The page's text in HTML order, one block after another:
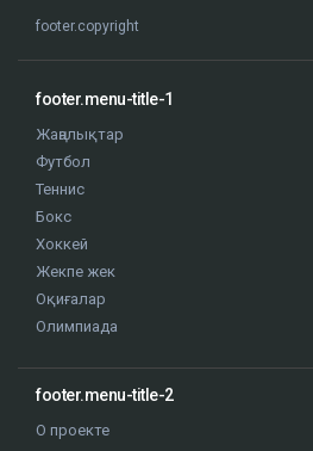
footer.copyright
footer.menu-title-1
Жаңалықтар
Футбол
Теннис
Бокс
Хоккей
Жекпе жек
Оқиғалар
Олимпиада
footer.menu-title-2
О проекте